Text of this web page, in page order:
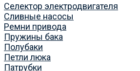
Селектор электродвигателя
Сливные насосы
Ремни привода
Пружины бака
Полубаки
Петли люка
Патрубки